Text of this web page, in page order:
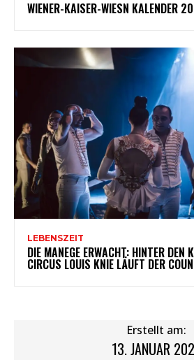
WIENER-KAISER-WIESN KALENDER
LEBENSZEIT
DIE MANEGE ERWACHT: HINTER DEN
CIRCUS LOUIS KNIE LÄUFT DER
Erstellt am:
13. JANUAR